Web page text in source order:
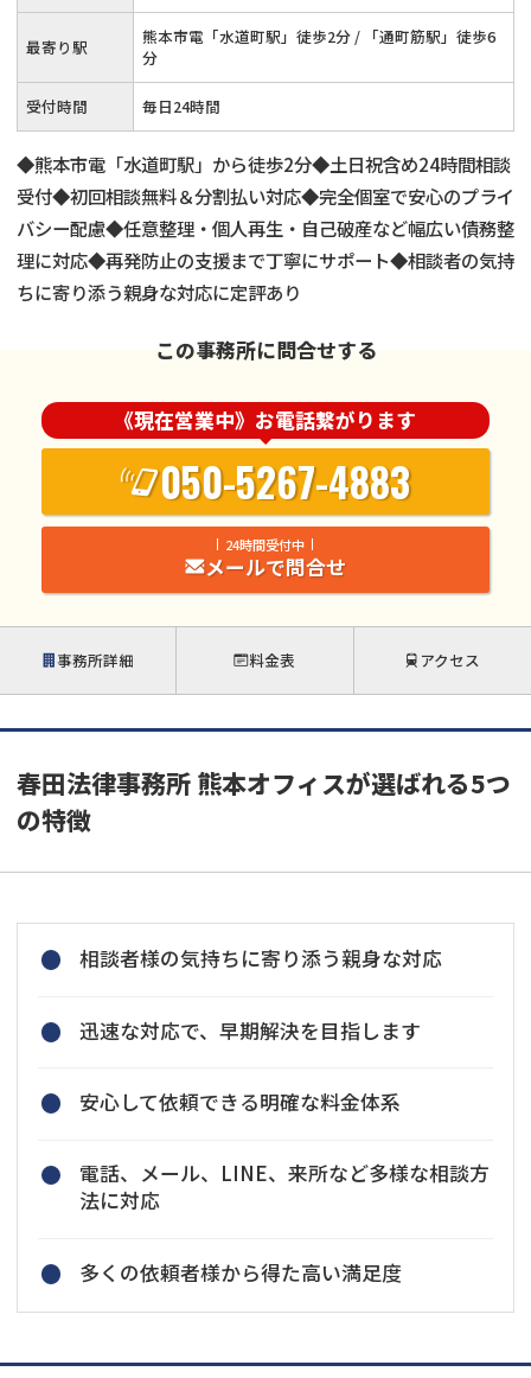
最寄り駅
熊本市電「水道町駅」徒歩2分 / 「通町筋駅」徒歩6
分
受付時間 毎日24時間
◆熊本市電「水道町駅」から徒歩2分◆土日祝含め24時間相談
受付◆初回相談無料＆分割払い対応◆完全個室で安心のプライ
バシー配慮◆任意整理・個人再生・自己破産など幅広い債務整
理に対応◆再発防止の支援まで丁寧にサポート◆相談者の気持
ちに寄り添う親身な対応に定評あり
この事務所に問合せする
《現在営業中》お電話繋がります
050-5267-4883
24時間受付中
メールで問合せ
事務所詳細 料金表 アクセス
春田法律事務所 熊本オフィスが選ばれる5つ
の特徴
相談者様の気持ちに寄り添う親身な対応
迅速な対応で、早期解決を目指します
安心して依頼できる明確な料金体系
電話、メール、LINE、来所など多様な相談方
法に対応
多くの依頼者様から得た高い満足度